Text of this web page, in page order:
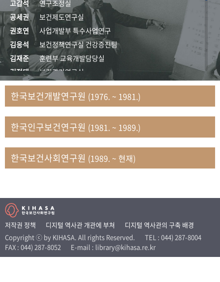
사진 아카이브 문서 기록물 행정박물 영상 기록물
50+1주년 기념
성과 50선 숫자로 보는 50년
세계와 함께 한 KIHASA
VR 역사관
고갑석
연구조정실
공세권
보건제도연구실
권호연
사업개발부 특수사업연구
김응석
보건정책연구실 건강증진팀
김재준
훈련부 교육개발담당실
김정태
보건관리연구실
김지자
연구부 사회개발담당실
김태룡
조사평가부 연구과
문현상
가족복지연구실 인구가족연구팀
박인화
보건정책연구실
박재빈
연구부 인구역학담당실
변종화
보건정책연구실 건강증진팀
송건용
보건정책연구실
송태민
정보통계연구실 빅데이터연구센터
신희설
사업개발부 국제협력연구실
이규식
의료보험연구실
이문기
훈련부
한국보건개발연구원 (1976. ~ 1981.)
한국인구보건연구원 (1981. ~ 1989.)
한국보건사회연구원 (1989. ~ 현재)
저작권 정책 디지털 역사관 개관에 부쳐
디지털 역사관의 구축 배경
Copyright ⓒ by KIHASA. All rights Reserved.
TEL : 044) 287-8004
FAX : 044) 287-8052
E-mail : library@kihasa.re.kr